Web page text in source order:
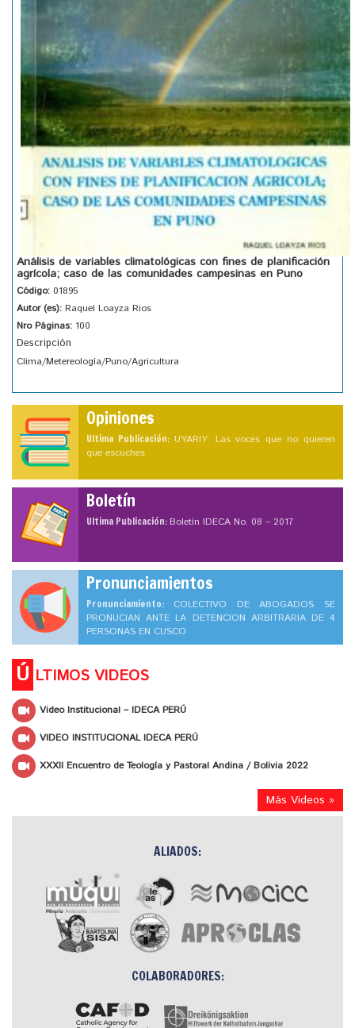
Análisis de variables climatológicas con fines de planificación
agrícola; caso de las comunidades campesinas en Puno
Código: 01895
Autor (es): Raquel Loayza Rios
Nro Páginas: 100
Descripción
Clima/Metereología/Puno/Agricultura
Opiniones
Ultima Publicación: UYARIY: Las voces que no quieren
que escuches
Boletín
Ultima Publicación:Boletín IDECA No. 08 – 2017
Pronunciamientos
Pronunciamiento: COLECTIVO DE ABOGADOS SE
PRONUCIAN ANTE LA DETENCION ARBITRARIA DE 4
PERSONAS EN CUSCO
Ú LTIMOS VIDEOS
Video Institucional – IDECA PERÚ
VIDEO INSTITUCIONAL IDECA PERÚ
XXXII Encuentro de Teología y Pastoral Andina / Bolivia 2022
Más Videos »
ALIADOS:
COLABORADORES: